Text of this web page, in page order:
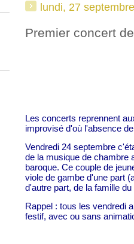
lundi, 27
Premier concert
Les concerts reprennent
improvisé d'où l'absence
Vendredi 24 septembre
de la musique de chambre
baroque. Ce couple de
viole de gambe d'une part
d'autre part, de la famille du
Rappel : tous les vendredi
festif, avec ou sans